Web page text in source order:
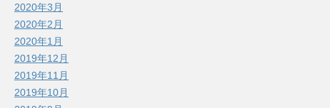
2020年3月
2020年2月
2020年1月
2019年12月
2019年11月
2019年10月